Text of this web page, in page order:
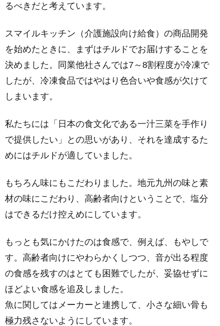
るべきだと考えています。
スマイルキッチン（介護施設向け給食）の商品開発
を始めたときに、まずはチルドでお届けすることを
決めました。同業他社さんでは7～8割程度が冷凍で
したが、冷凍食品ではやはり色合いや食感が欠けて
しまいます。
私たちには「日本の食文化である一汁三菜を手作り
で提供したい」との思いがあり、それを達成するた
めにはチルドが適していました。
もちろん味にもこだわりました。地元九州の味と素
材の味にこだわり、高齢者向けということで、塩分
はできるだけ控えめにしています。
もっとも気にかけたのは食感で、例えば、もやしで
す。高齢者向けにやわらかくしつつ、音が出る程度
の食感を残すのはとても困難でしたが、妥協せずに
ほどよい食感を追及しました。
魚に関してはメーカーと連携して、小さな細い骨も
極力残さないようにしています。